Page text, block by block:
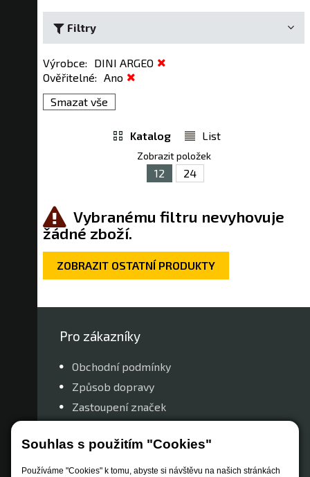
Souhlas s použitím "Cookies"
Používáme "Cookies" k tomu, abyste si návštěvu na našich stránkách
Filtry
Výrobce:
DINI ARGEO
Ověřitelné: Ano
Smazat vše
Katalog List
Zobrazit položek
12 24
Vybranému filtru nevyhovuje
žádné zboží.
ZOBRAZIT OSTATNÍ PRODUKTY
Pro zákazníky
Obchodní podmínky
Způsob dopravy
Zastoupení značek
Nastavení soukromí